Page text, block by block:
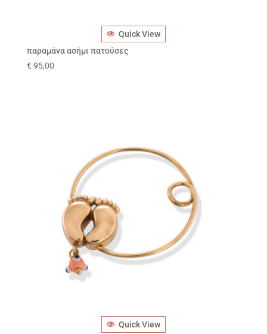
Quick View
παραμάνα ασήμι πατούσες
€ 95,00
Quick View